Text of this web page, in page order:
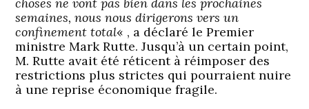
choses ne vont pas bien dans les prochaines
semaines, nous nous dirigerons vers un
confinement total« , a déclaré le Premier
ministre Mark Rutte. Jusqu’à un certain point,
M. Rutte avait été réticent à réimposer des
restrictions plus strictes qui pourraient nuire
à une reprise économique fragile.